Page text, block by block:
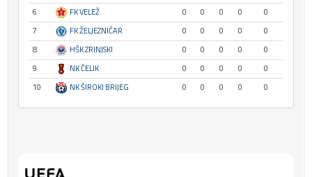
6
FK VELEŽ 0 0 0 0
0
7
FK ŽELJEZNIČAR 0 0 0 0
0
8
HŠK ZRINJSKI 0 0 0 0
0
9
NK ČELIK 0 0 0 0
0
10
NK ŠIROKI BRIJEG 0 0 0 0 0